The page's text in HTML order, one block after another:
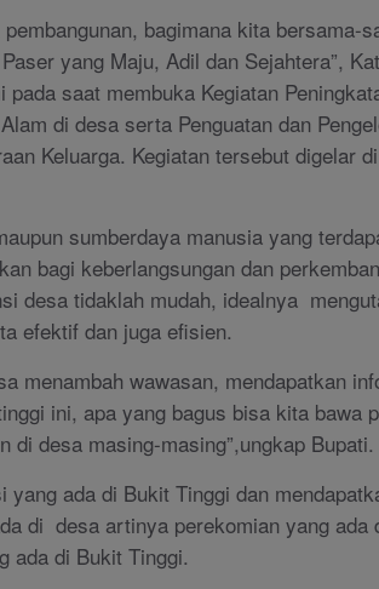
bagimana kita bersama-
yang Maju, Adil dan Sejahtera”,
saat membuka Kegiatan
di desa serta Penguatan dan
Keluarga. Kegiatan tersebut digelar
sumberdaya manusia yang
bagi keberlangsungan dan
desa tidaklah mudah, idealnya
efektif dan juga efisien.
menambah wawasan, mendapatkan
ini, apa yang bagus bisa kita bawa
di desa masing-masing”,ungkap Bupati.
ada di Bukit Tinggi dan
di desa artinya perekomian yang ada
ada di Bukit Tinggi.